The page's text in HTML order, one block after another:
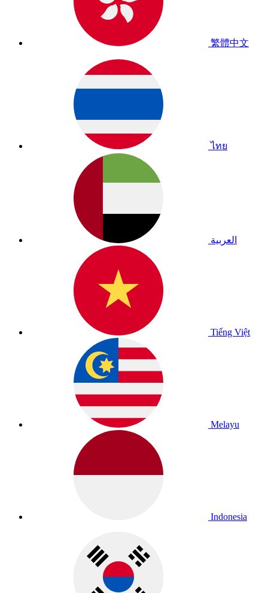
繁體中文
ไทย
العربية
Tiếng Việt
Melayu
Indonesia